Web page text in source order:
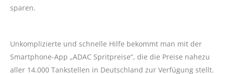
sparen.
Unkomplizierte und schnelle Hilfe bekommt man mit der
Smartphone-App „ADAC Spritpreise“, die die Preise nahezu
aller 14.000 Tankstellen in Deutschland zur Verfügung stellt.